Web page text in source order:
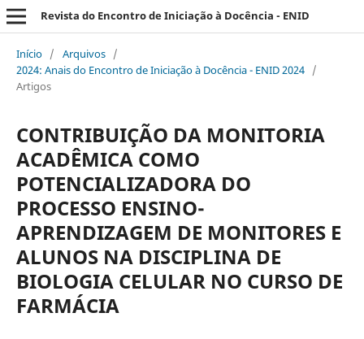
Revista do Encontro de Iniciação à Docência - ENID
Início / Arquivos /
2024: Anais do Encontro de Iniciação à Docência - ENID 2024 /
Artigos
CONTRIBUIÇÃO DA MONITORIA
ACADÊMICA COMO
POTENCIALIZADORA DO
PROCESSO ENSINO-
APRENDIZAGEM DE MONITORES E
ALUNOS NA DISCIPLINA DE
BIOLOGIA CELULAR NO CURSO DE
FARMÁCIA